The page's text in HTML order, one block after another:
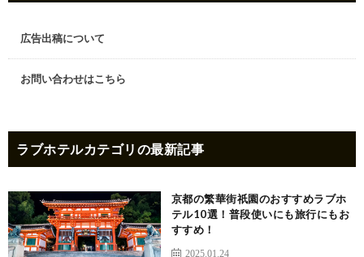
広告出稿について
お問い合わせはこちら
ラブホテルカテゴリの最新記事
京都の繁華街祇園のおすすめラブホ
テル10選！普段使いにも旅行にもお
すすめ！
2025.01.24